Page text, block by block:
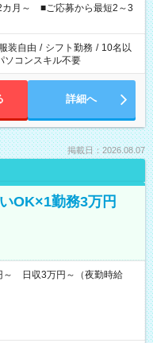
ね。 ※Wワーク希望
勤務時間と、もう1つのお仕事
える場合は応募できません。
カ月～ ■ご応募から最短2～3
服装自由 / シフト勤務 / 10名以
ソコンスキル不要
詳細へ
掲載日：2026.08.07
OK×1勤務3万円
日収3万円～（夜勤時給